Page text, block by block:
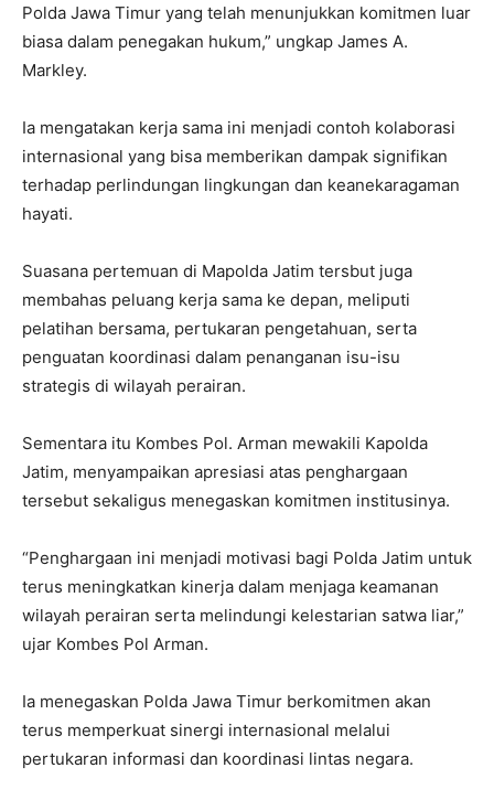
Polda Jawa Timur yang telah menunjukkan komitmen luar
biasa dalam penegakan hukum,” ungkap James A.
Markley.
Ia mengatakan kerja sama ini menjadi contoh kolaborasi
internasional yang bisa memberikan dampak signifikan
terhadap perlindungan lingkungan dan keanekaragaman
hayati.
Suasana pertemuan di Mapolda Jatim tersbut juga
membahas peluang kerja sama ke depan, meliputi
pelatihan bersama, pertukaran pengetahuan, serta
penguatan koordinasi dalam penanganan isu-isu
strategis di wilayah perairan.
Sementara itu Kombes Pol. Arman mewakili Kapolda
Jatim, menyampaikan apresiasi atas penghargaan
tersebut sekaligus menegaskan komitmen institusinya.
“Penghargaan ini menjadi motivasi bagi Polda Jatim untuk
terus meningkatkan kinerja dalam menjaga keamanan
wilayah perairan serta melindungi kelestarian satwa liar,”
ujar Kombes Pol Arman.
Ia menegaskan Polda Jawa Timur berkomitmen akan
terus memperkuat sinergi internasional melalui
pertukaran informasi dan koordinasi lintas negara.